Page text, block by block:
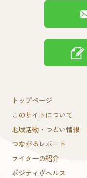
トップページ
このサイトについて
地域活動・つどい情報
つながるレポート
ライターの紹介
ポジティヴヘルス